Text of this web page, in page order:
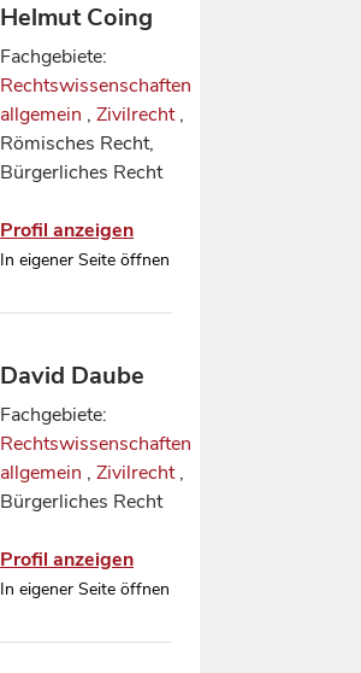
Helmut Coing
Fachgebiete:
Rechtswissenschaften
allgemein , Zivilrecht,
Römisches Recht,
Bürgerliches Recht
Profil anzeigen
In eigener Seite öffnen
David Daube
Fachgebiete:
Rechtswissenschaften
allgemein , Zivilrecht,
Bürgerliches Recht
Profil anzeigen
In eigener Seite öffnen